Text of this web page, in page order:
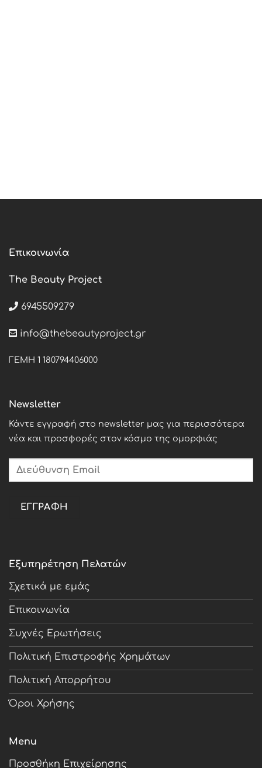
Επικοινωνία
The Beauty Project
6945509279
info@thebeautyproject.gr
ΓΕΜΗ 1 180794406000
Εξυπηρέτηση Πελατών
Σχετικά με εμάς
Επικοινωνία
Συχνές Ερωτήσεις
Πολιτική Επιστροφής Χρημάτων
Πολιτική Απορρήτου
Όροι Χρήσης
Menu
Προσθήκη Επιχείρησης
Newsletter
Κάντε εγγραφή στο newsletter μας για περισσότερα
νέα και προσφορές στον κόσμο της ομορφιάς